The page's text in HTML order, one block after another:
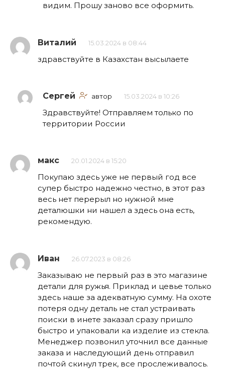
видим. Прошу заново все оформить.
Виталий 15.03.2024 в 08:44
здравствуйте в Казахстан высылаете
Сергей автор 15.03.2024 в 10:26
Здравствуйте! Отправляем только по
территории России
макс 20.01.2024 в 15:20
Покупаю здесь уже не первый год все
супер быстро надежно честно, в этот раз
весь нет перерыл но нужной мне
деталюшки ни нашел а здесь она есть,
рекомендую.
Иван 26.07.2023 в 08:26
Заказываю не первый раз в это магазине
детали для ружья. Приклад и цевье только
здесь наше за адекватную сумму. На охоте
потеря одну деталь не стал устраивать
поиски в инете заказал сразу пришло
быстро и упаковали ка изделие из стекла.
Менеджер позвонил уточнил все данные
заказа и наследующий день отправил
почтой скинул трек, все прослеживалось.